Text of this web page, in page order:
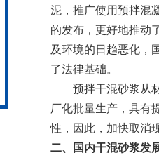
泥，推广使用预拌混
的发布，更好地推动
及环境的日趋恶化，
了法律基础。
预拌干混砂浆从材
厂化批量生产，具有
性，因此，加快取消
二、国内干混砂浆发